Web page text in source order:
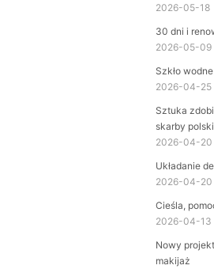
2026-05-18
30 dni i
2026-05-09
Szkło
2026-04-25
Sztuka
skarby
2026-04-20
Układanie
2026-04-20
Cieśla,
2026-04-13
Nowy
makijaż